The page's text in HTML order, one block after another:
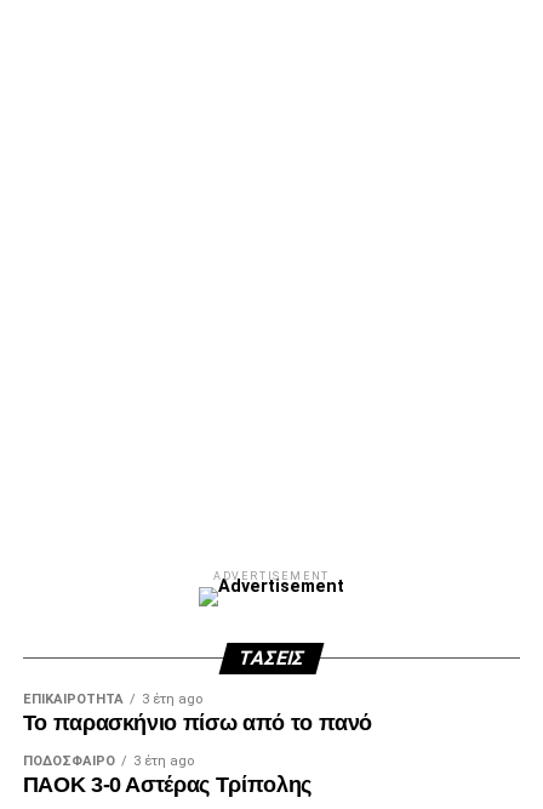
ADVERTISEMENT
ΤΆΣΕΙΣ
ΕΠΙΚΑΙΡΌΤΗΤΑ 3 έτη ago
Το παρασκήνιο πίσω από το πανό
ΠΟΔΌΣΦΑΙΡΟ 3 έτη ago
ΠΑΟΚ 3-0 Αστέρας Τρίπολης